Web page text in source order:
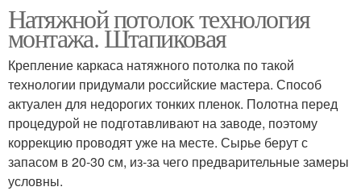
Натяжной потолок технология
монтажа. Штапиковая
Крепление каркаса натяжного потолка по такой
технологии придумали российские мастера. Способ
актуален для недорогих тонких пленок. Полотна перед
процедурой не подготавливают на заводе, поэтому
коррекцию проводят уже на месте. Сырье берут с
запасом в 20-30 см, из-за чего предварительные замеры
условны.